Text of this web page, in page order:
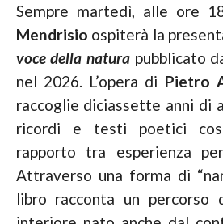
Sempre martedì, alle ore
Mendrisio ospiterà la
voce della natura pubblicato
nel 2026. L’opera di Pietro
raccoglie diciassette anni di
ricordi e testi poetici
rapporto tra esperienza
Attraverso una forma di
libro racconta un percorso